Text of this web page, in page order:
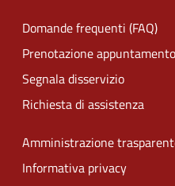
Domande frequenti (FAQ)
Prenotazione appuntamento
Segnala disservizio
Richiesta di assistenza
Amministrazione
Informativa privacy